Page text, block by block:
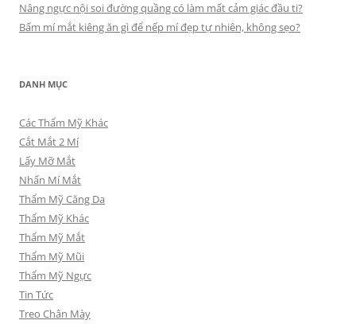
Nâng ngực nội soi đường quầng có làm mất cảm giác đầu ti?
Bấm mí mắt kiêng ăn gì để nếp mí đẹp tự nhiên, không sẹo?
DANH MỤC
Các Thẩm Mỹ Khác
Cắt Mắt 2 Mí
Lấy Mỡ Mắt
Nhấn Mí Mắt
Thẩm Mỹ Căng Da
Thẩm Mỹ Khác
Thẩm Mỹ Mắt
Thẩm Mỹ Mũi
Thẩm Mỹ Ngực
Tin Tức
Treo Chân Mày